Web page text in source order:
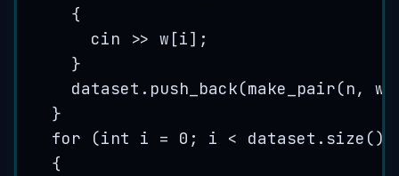
{
cin
>> w [i];
}
dataset . push_back(make_pair(n,
}
for (int i = 0 ; i < dataset . size
{